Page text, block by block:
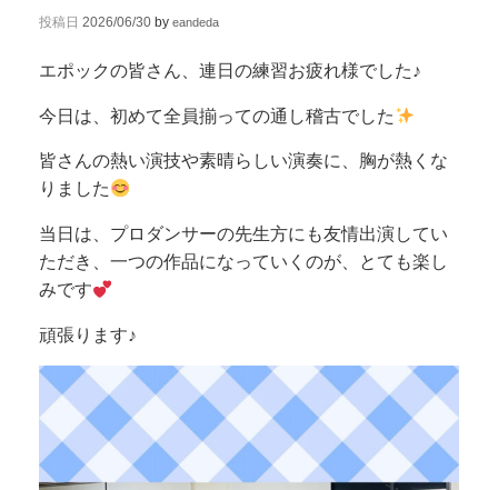
投稿日 2026/06/30 by eandeda
エポックの皆さん、連日の練習お疲れ様でした♪
今日は、初めて全員揃っての通し稽古でした
皆さんの熱い演技や素晴らしい演奏に、胸が熱くな
りました
当日は、プロダンサーの先生方にも友情出演してい
ただき、一つの作品になっていくのが、とても楽し
みです
頑張ります♪